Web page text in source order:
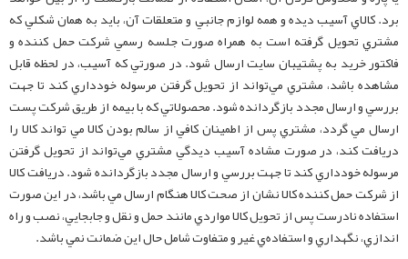
برد. کالاي آسيب ديده و همه لوازم جانبي و متعلقات آن، بايد به همان شکلي که
مشتري تحويل گرفته است به همراه صورت جلسه رسمي شرکت حمل کننده و
فاکتور خريد به پشتيبان سايت ارسال شود. در صورتي که آسيب‏‌، در لحظه قابل
مشاهده باشد، مشتري مي‏‌تواند از تحويل گرفتن مرسوله خودداري کند تا جهت
بررسي و ارسال مجدد بازگردانده شود. محصولاتي که با بيمه از طريق شرکت پست
ارسال مي گردد، مشتري پس از اطمينان کافي از سالم بودن کالا مي تواند کالا را
دريافت کند، در صورت مشاده آسيب ديدگي مشتري مي‏‌تواند از تحويل گرفتن
مرسوله خودداري کند تا جهت بررسي و ارسال مجدد بازگردانده شود. دريافت کالا
از شرکت حمل کننده کالا نشان از صحت کالا هنگام ارسال مي باشد، در اين صورت
استفاده نادرست پس از تحويل کالا مواردي مانند حمل و نقل و جابجايي، نصب و راه
اندازي، نگهداري و استفاده‌ي غير و متفاوت شامل حال اين ضمانت نمي باشد.